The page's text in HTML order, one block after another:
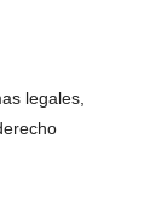
legales,